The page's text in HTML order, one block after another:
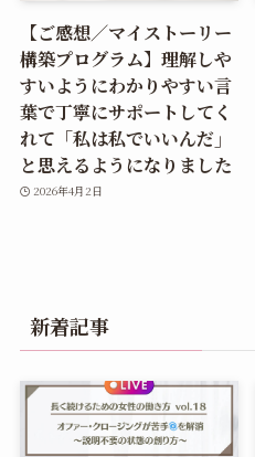
【ご感想／マイストーリー
構築プログラム】理解しや
すいようにわかりやすい言
葉で丁寧にサポートしてく
れて「私は私でいいんだ」
と思えるようになりました
2026年4月2日
新着記事